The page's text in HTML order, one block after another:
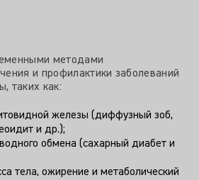
методами
и профилактики заболеваний
таких как:
железы (диффузный зоб,
и др.);
обмена (сахарный диабет и
тела, ожирение и метаболический